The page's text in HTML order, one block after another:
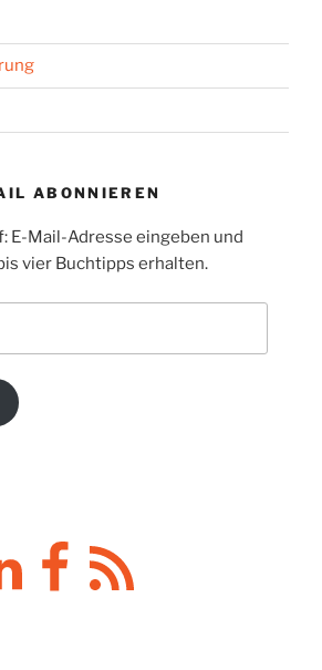
ABONNIEREN
E-Mail-Adresse eingeben und
vier Buchtipps erhalten.
FacebookRSS-
Feed